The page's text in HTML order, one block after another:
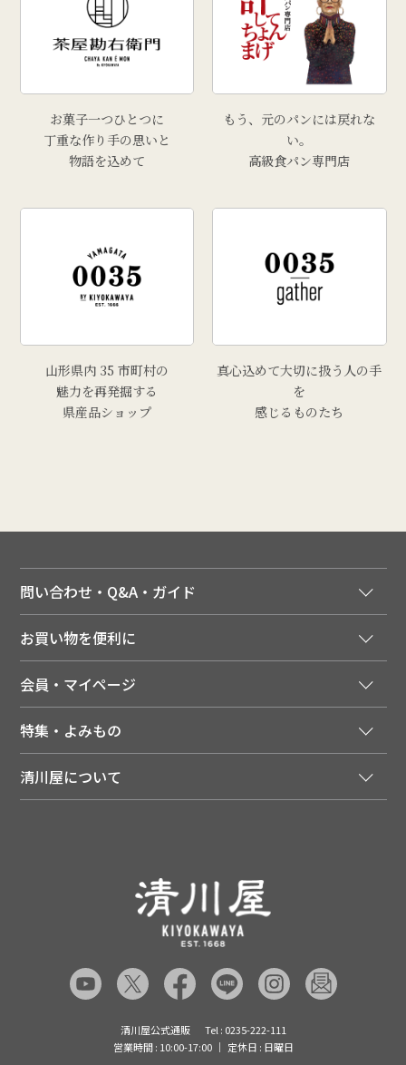
お菓子一つひとつに
丁重な作り手の思いと
物語を込めて
もう、元のパンには戻れな
い。
高級食パン専門店
山形県内 35 市町村の
魅力を再発掘する
県産品ショップ
真心込めて大切に扱う人の手
を
感じるものたち
問い合わせ・Q&A・ガイド
ご利用ガイド
領収書について
送料について
配達日について
返品について
よくあるご質問（FAQ）
あんしんの品質保証について（産直品）
品質保証について（通常品）
お買い物を便利に
季節のカタログを無料でお届け
店舗・ECポイント共通アプリ
LINEお友だち登録
会員・マイページ
会員特典について
注文履歴
特集・よみもの
メディア掲載商品
清川屋のレビューを見る
清川屋について
清川屋公式通販
Tel : 0235-222-111
営業時間 : 10:00-17:00
定休日 : 日曜日